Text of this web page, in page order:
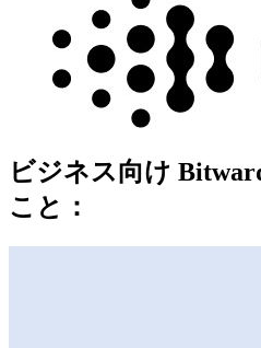
ビジネス向け
こと：